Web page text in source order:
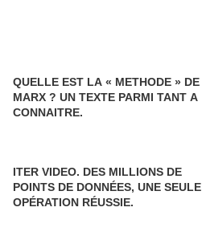
QUELLE EST LA « METHODE » DE
MARX ? UN TEXTE PARMI TANT A
CONNAITRE.
ITER VIDEO. DES MILLIONS DE
POINTS DE DONNÉES, UNE SEULE
OPÉRATION RÉUSSIE.